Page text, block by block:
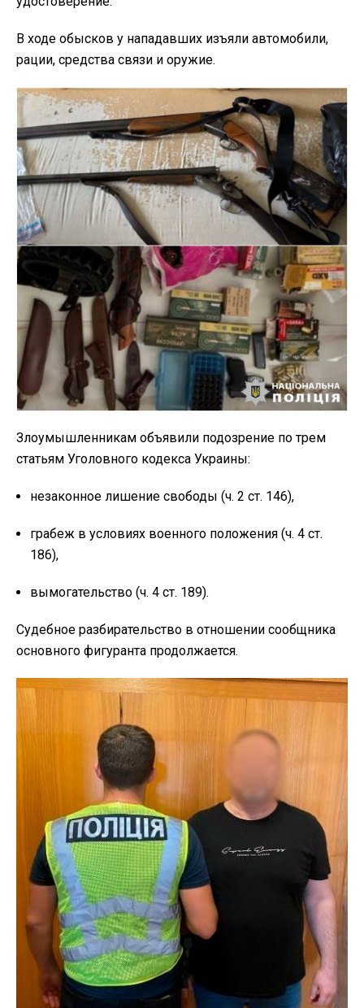
В ходе обысков у нападавших изъяли автомобили,
рации, средства связи и оружие.
Злоумышленникам объявили подозрение по трем
статьям Уголовного кодекса Украины:
незаконное лишение свободы (ч. 2 ст. 146),
грабеж в условиях военного положения (ч. 4 ст.
186),
вымогательство (ч. 4 ст. 189).
Судебное разбирательство в отношении сообщника
основного фигуранта продолжается.